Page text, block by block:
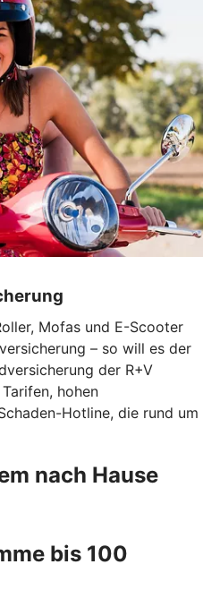
Mofas und E-Scooter
– so will es der
der R+V
hohen
Hotline, die rund um
nach Hause
bis 100